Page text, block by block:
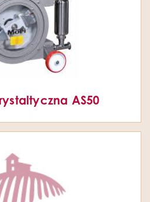
AS50